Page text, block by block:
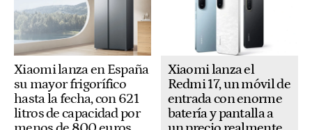
Xiaomi lanza en España
su mayor frigorífico
hasta la fecha, con 621
litros de capacidad por
Xiaomi lanza el
Redmi 17, un móvil de
entrada con enorme
batería y pantalla a